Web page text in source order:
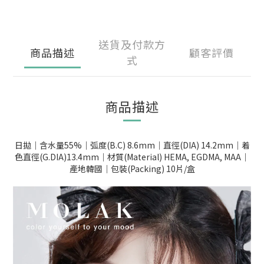
商品描述
送貨及付款方
式
顧客評價
商品描述
日拋｜含水量55%｜弧度(B.C) 8.6mm｜直徑(DIA) 14.2mm｜着
色直徑(G.DIA)13.4mm｜材質(Material) HEMA, EGDMA, MAA｜
產地韓國｜包裝(Packing) 10片/盒